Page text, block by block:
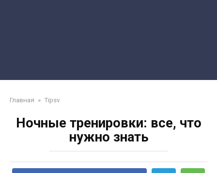
Главная » Tipsv
Ночные тренировки: все, что
нужно знать